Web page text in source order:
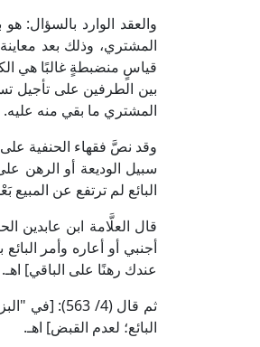
والعقد الوارد بالسؤال:
المشتري، وذلك بعد معاينة
قياسٍ منضبطةٍ غالبًا هي
بين الطرفين على تأجيل
المشتري ما بقي منه عليه.
وقد نصَّ فقهاء الحنفية
سبيل الوديعة أو الرهن
البائع لم ترتفع عن
أجنبي أو أعاره وأمر
عندك رهنًا على الباقي] اهـ.
ثم قال (4/
البائع؛ لعدم القبض] اهـ.